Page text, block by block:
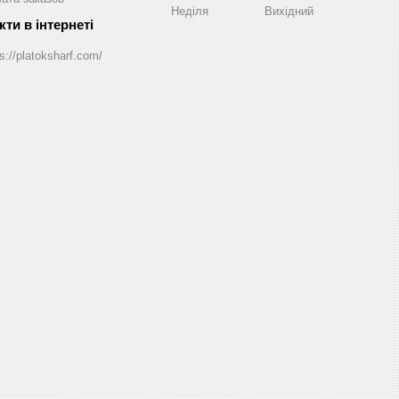
platoksharf.com/
Неділя Вихідний